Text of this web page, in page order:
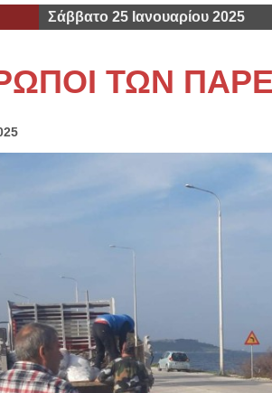
Σάββατο 25 Ιανουαρίου 2025
ΤΩΝ